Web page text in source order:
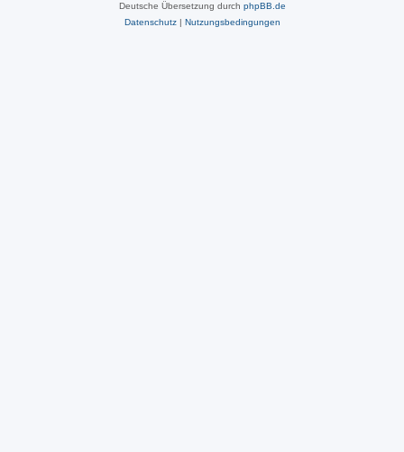
Deutsche Übersetzung durch phpBB.de
Datenschutz| Nutzungsbedingungen